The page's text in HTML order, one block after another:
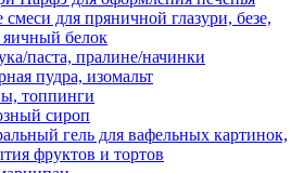
смеси для пряничной глазури, безе,
яичный белок
паста, пралине/начинки
пудра, изомальт
топпинги
сироп
гель для вафельных картинок,
фруктов и тортов